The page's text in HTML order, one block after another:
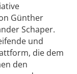
Günther
Schaper.
und
die dem
den